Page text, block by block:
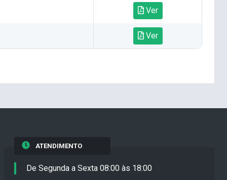
Ver
Ver
ATENDIMENTO
De Segunda a Sexta 08:00 às 18:00